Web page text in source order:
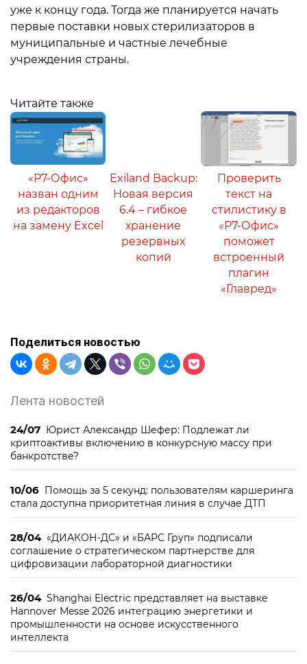
уже к концу года. Тогда же планируется начать
первые поставки новых стерилизаторов в
муниципальные и частные лечебные
учреждения страны.
Читайте также
«Р7-Офис»
назван одним
из редакторов
на замену Excel
Exiland Backup:
Новая версия
6.4 – гибкое
хранение
резервных
копий
Проверить
текст на
стилистику в
«Р7-Офис»
поможет
встроенный
плагин
«Главред»
Поделиться новостью
Лента новостей
24/07 Юрист Александр Шефер: Подлежат ли
криптоактивы включению в конкурсную массу при
банкротстве?
10/06 Помощь за 5 секунд: пользователям каршеринга
стала доступна приоритетная линия в случае ДТП
28/04 «ДИАКОН-ДС» и «БАРС Груп» подписали
соглашение о стратегическом партнерстве для
цифровизации лабораторной диагностики
26/04 Shanghai Electric представляет на выставке
Hannover Messe 2026 интеграцию энергетики и
промышленности на основе искусственного
интеллекта